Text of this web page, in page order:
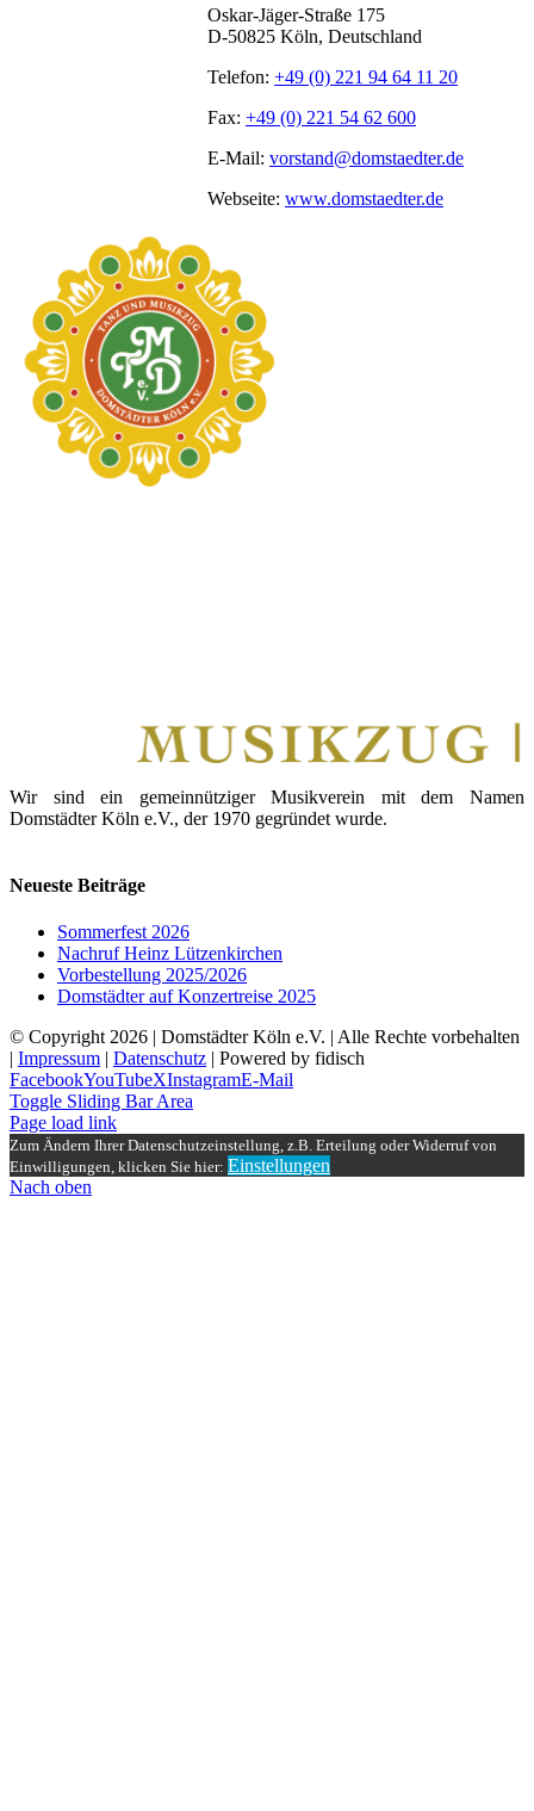
Oskar-Jäger-Straße 175
D-50825 Köln, Deutschland
Telefon: +49 (0) 221 94 64 11 20
Fax: +49 (0) 221 54 62 600
E-Mail: vorstand@domstaedter.de
Webseite: www.domstaedter.de
Wir sind ein gemeinnütziger Musikverein mit dem Namen
Domstädter Köln e.V., der 1970 gegründet wurde.
Neueste Beiträge
Sommerfest 2026
Nachruf Heinz Lützenkirchen
Vorbestellung 2025/2026
Domstädter auf Konzertreise 2025
© Copyright 2026 | Domstädter Köln e.V. | Alle Rechte vorbehalten
| Impressum | Datenschutz | Powered by fidisch
FacebookYouTubeXInstagramE-Mail
Toggle Sliding Bar Area
Page load link
Zum Ändern Ihrer Datenschutzeinstellung, z.B. Erteilung oder Widerruf von
Einwilligungen, klicken Sie hier: Einstellungen
Nach oben